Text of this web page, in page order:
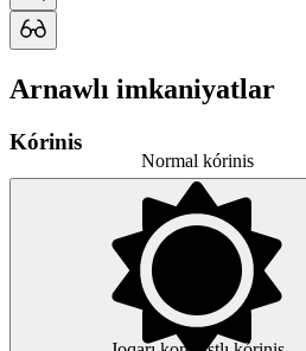
Arnawlı imkaniyatlar
Kórinis
Normal kórinis